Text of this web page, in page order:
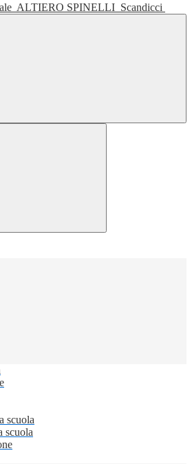
ALTIERO SPINELLI Scandicci
scuola
scuola